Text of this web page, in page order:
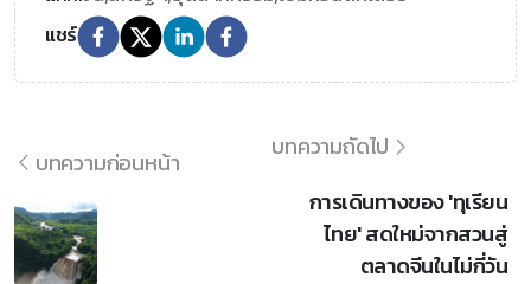
แชร์
บทความก่อนหน้า
บทความถัดไป
การเดินทางของ 'ทุเรียน
ไทย' สดใหม่จากสวนสู่
ตลาดจีนในไม่กี่วัน